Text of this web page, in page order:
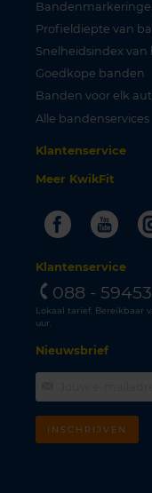
Profieldiepte van
Snelheidsindex van
Goedkope banden
Banden voor elk
Alle bandenservices
Klantenservice
Meer KwikFit
Facebook
Klantenservice
088 -
Lokaal tarief. Bereikbaar
uur.
Nieuwsbrief
INSCHRIJVEN